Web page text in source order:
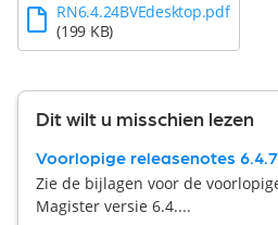
RN6.4.24BVEdesktop.pdf
(199 KB)
Dit wilt u misschien lezen
Voorlopige releasenotes 6.4.7
Zie de bijlagen voor de
Magister versie 6.4....